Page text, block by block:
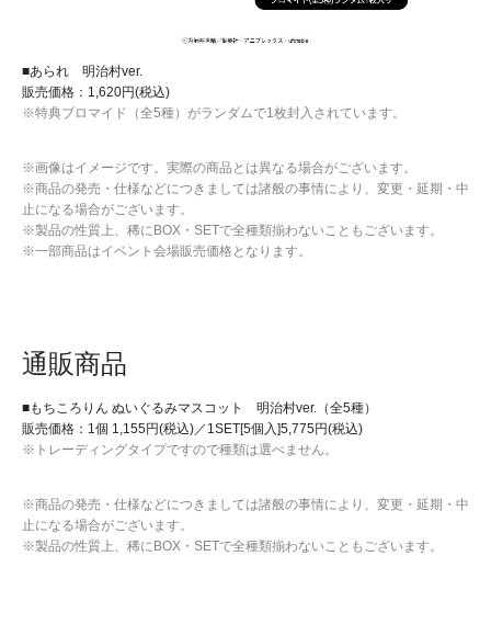
■あられ 明治村ver.
販売価格：1,620円(税込)
※特典ブロマイド（全5種）がランダムで1枚封入されています。
※画像はイメージです。実際の商品とは異なる場合がございます。
※商品の発売・仕様などにつきましては諸般の事情により、変更・延期・中
止になる場合がございます。
※製品の性質上、稀にBOX・SETで全種類揃わないこともございます。
※一部商品はイベント会場販売価格となります。
通販商品
■もちころりん ぬいぐるみマスコット 明治村ver.（全5種）
販売価格：1個 1,155円(税込)／1SET[5個入]5,775円(税込)
※トレーディングタイプですので種類は選べません。
※商品の発売・仕様などにつきましては諸般の事情により、変更・延期・中
止になる場合がございます。
※製品の性質上、稀にBOX・SETで全種類揃わないこともございます。